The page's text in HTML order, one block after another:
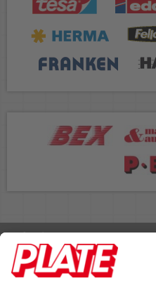
Rufen Sie uns an 04298 401-0
Lieferbedingungen Impressum